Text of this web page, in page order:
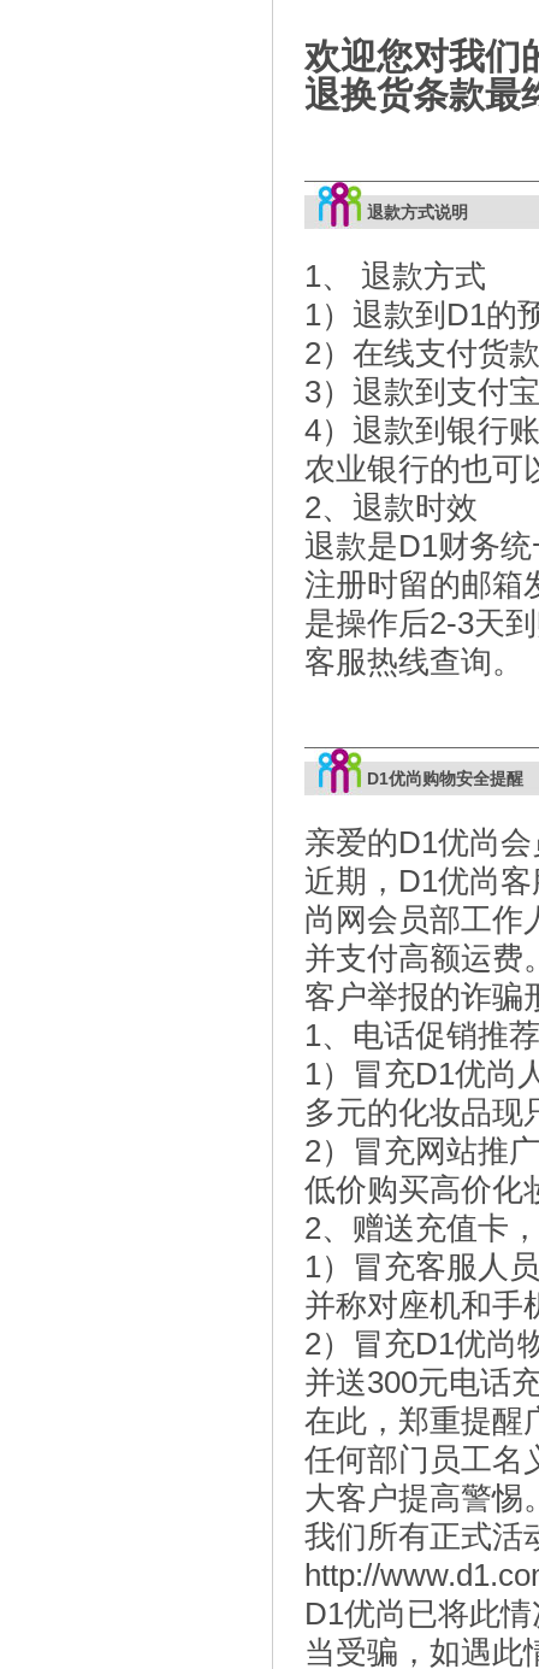
欢迎您对我们
退换货条款最
退款方式说明
1、 退款方式
1）退款到D1的
2）在线支付货
3）退款到支付
4）退款到银行
农业银行的也可
2、退款时效
退款是D1财务
注册时留的邮箱
是操作后2-3天
客服热线查询。
D1优尚购物安全提醒
亲爱的D1优尚
近期，D1优尚
尚网会员部工作
并支付高额运费
客户举报的诈骗
1、电话促销推荐
1）冒充D1优尚
多元的化妆品现
2）冒充网站推
低价购买高价化
2、赠送充值卡
1）冒充客服人
并称对座机和手
2）冒充D1优尚
并送300元电话
在此，郑重提醒
任何部门员工名
大客户提高警惕
我们所有正式活
http://
D1优尚已将此
当受骗，如遇此